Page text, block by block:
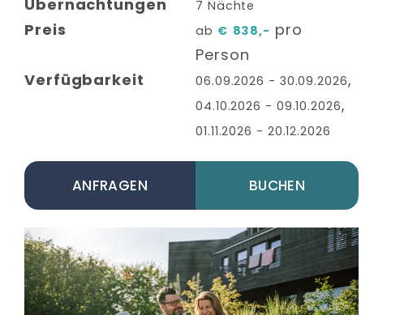
Übernachtungen 7 Nächte
Preis ab € 838,- pro
Person
Verfügbarkeit
06.09.2026 - 30.09.2026,
04.10.2026 - 09.10.2026,
01.11.2026 - 20.12.2026
BUCHEN
ANFRAGEN